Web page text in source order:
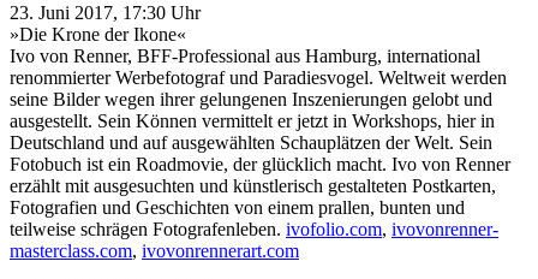
23. Juni 2017, 17:30 Uhr
»Die Krone der Ikone«
Ivo von Renner, BFF-Professional aus Hamburg, international
renommierter Werbefotograf und Paradiesvogel. Weltweit werden
seine Bilder wegen ihrer gelungenen Inszenierungen gelobt und
ausgestellt. Sein Können vermittelt er jetzt in Workshops, hier in
Deutschland und auf ausgewählten Schauplätzen der Welt. Sein
Fotobuch ist ein Roadmovie, der glücklich macht. Ivo von Renner
erzählt mit ausgesuchten und künstlerisch gestalteten Postkarten,
Fotografien und Geschichten von einem prallen, bunten und
teilweise schrägen Fotografenleben. ivofolio.com, ivovonrenner-
masterclass.com, ivovonrennerart.com